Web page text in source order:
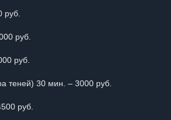
руб.
руб.
теней) 30 мин. – 3000 руб.
руб.